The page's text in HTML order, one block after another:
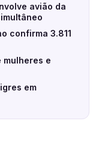
avião da
confirma 3.811
mulheres e
em